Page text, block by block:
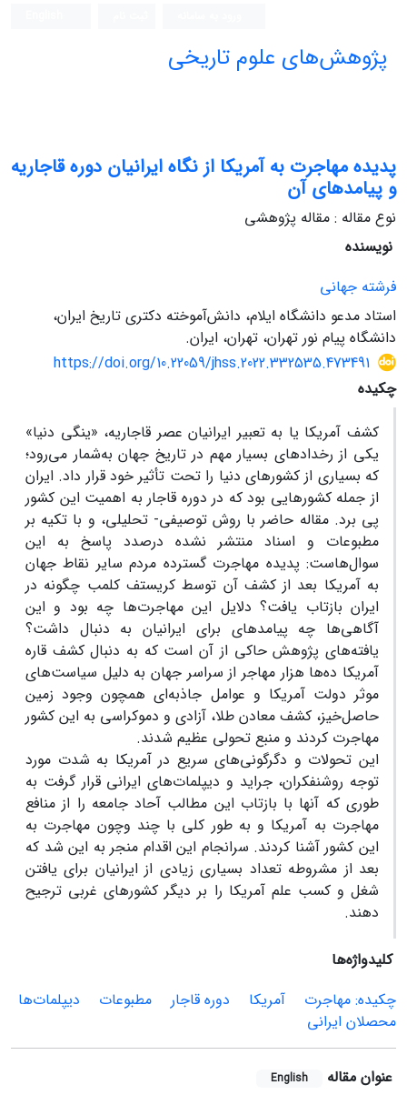
پژوهش‌های علوم تاریخی
پدیده مهاجرت به آمریکا از نگاه ایرانیان دوره قاجاریه
و پیامدهای آن
نوع مقاله : مقاله پژوهشی
نویسنده
فرشته جهانی
استاد مدعو دانشگاه ایلام، دانش‌آموخته دکتری تاریخ ایران،
دانشگاه پیام نور تهران، تهران، ایران.
https://doi.org/10.22059/jhss.2022.332535.473491
چکیده
کشف آمریکا یا به تعبیر ایرانیان عصر قاجاریه، «ینگی دنیا»
یکی از رخدادهای بسیار مهم در تاریخ جهان به‌شمار می‌رود؛
که بسیاری از کشورهای دنیا را تحت تأثیر خود قرار داد. ایران
از جمله کشورهایی بود که در دوره قاجار به اهمیت این کشور
پی برد. مقاله حاضر با روش توصیفی- تحلیلی، و با تکیه بر
مطبوعات و اسناد منتشر نشده درصدد پاسخ به این
سوال‌هاست: پدیده مهاجرت گسترده مردم سایر نقاط جهان
به آمریکا بعد از کشف آن توسط کریستف کلمب چگونه در
ایران بازتاب یافت؟ دلایل این مهاجرت‌ها چه بود و این
آگاهی‌ها چه پیامدهای برای ایرانیان به دنبال داشت؟
یافته‌های پژوهش حاکی از آن است که به دنبال کشف قاره
آمریکا ده‌ها هزار مهاجر از سراسر جهان به دلیل سیاست‌های
موثر دولت آمریکا و عوامل جاذبه‌ای همچون وجود زمین
حاصل‌خیز، کشف معادن طلا، آزادی و دموکراسی به این کشور
مهاجرت کردند و منبع تحولی عظیم شدند.
این تحولات و دگرگونی‌های سریع در آمریکا به شدت مورد
توجه روشنفکران، جراید و دیپلمات‌های ایرانی قرار گرفت به
طوری که آنها با بازتاب این مطالب آحاد جامعه را از منافع
مهاجرت به آمریکا و به طور کلی با چند وچون مهاجرت به
این کشور آشنا کردند. سرانجام این اقدام منجر به این شد که
بعد از مشروطه تعداد بسیاری زیادی از ایرانیان برای یافتن
شغل و کسب علم آمریکا را بر دیگر کشورهای غربی ترجیح
دهند.
کلیدواژه‌ها
چکیده: مهاجرت
آمریکا دوره قاجار مطبوعات
دیپلمات‌ها
محصلان ایرانی
عنوان مقاله English